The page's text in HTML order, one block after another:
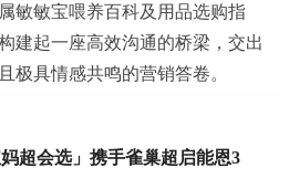
敏敏宝喂养百科及用品选购指
建起一座高效沟通的桥梁，交出
极具情感共鸣的营销答卷。
超会选」 携手雀巢超启能恩3